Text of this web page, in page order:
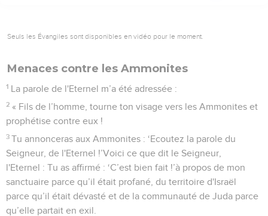
Seuls les Évangiles sont disponibles en vidéo pour le moment.
Menaces contre les Ammonites
1 La parole de l'Eternel m’a été adressée :
2 « Fils de l’homme, tourne ton visage vers les Ammonites et
prophétise contre eux !
3 Tu annonceras aux Ammonites : ‘Ecoutez la parole du
Seigneur, de l'Eternel !’Voici ce que dit le Seigneur,
l'Eternel : Tu as affirmé : ‘C’est bien fait !’à propos de mon
sanctuaire parce qu’il était profané, du territoire d'Israël
parce qu’il était dévasté et de la communauté de Juda parce
qu’elle partait en exil.